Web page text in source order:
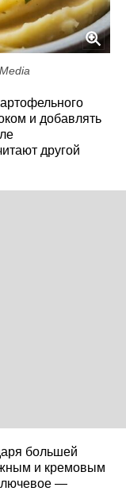
и добавлять
другой
большей
и кремовым
—